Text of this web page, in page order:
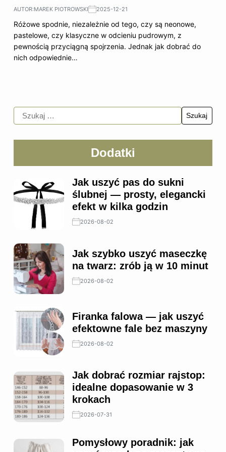
AUTOR:MAREK PIOTROWSKI 2025-12-21
Różowe spodnie, niezależnie od tego, czy są neonowe,
pastelowe, czy klasyczne w odcieniu pudrowym, z
pewnością przyciągną spojrzenia. Jednak jak dobrać do
nich odpowiednie…
Dodatki
Jak uszyć pas do sukni
ślubnej — prosty, elegancki
efekt w kilka godzin
2026-08-02
Jak szybko uszyć maseczkę
na twarz: zrób ją w 10 minut
2026-08-02
Firanka falowa — jak uszyć
efektowne fale bez maszyny
2026-08-02
Jak dobrać rozmiar rajstop:
idealne dopasowanie w 3
krokach
2026-07-31
Pomysłowy poradnik: jak